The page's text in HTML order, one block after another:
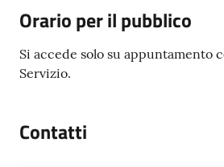
Orario per il pubblico
Si accede solo su appuntamento
Servizio.
Contatti